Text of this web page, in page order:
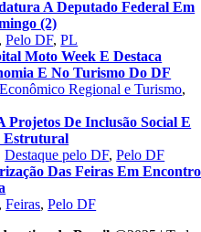
A Deputado Federal Em
(2)
Pelo DF,PL
Moto Week E Destaca
E No Turismo Do DF
Regional e Turismo,
Projetos De Inclusão Social E
Estrutural
Destaque pelo DF,Pelo DF
Das Feiras Em Encontro
Feiras,Pelo DF